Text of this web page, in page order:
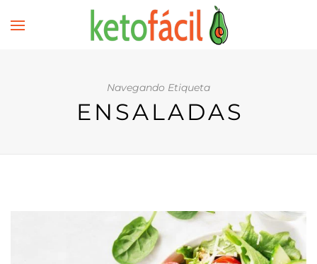
Navegando Etiqueta
ENSALADAS